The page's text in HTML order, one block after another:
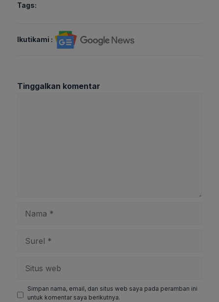
Tags:
Ikutikami :
Tinggalkan komentar
Simpan nama, email, dan situs web saya pada peramban ini
untuk komentar saya berikutnya.